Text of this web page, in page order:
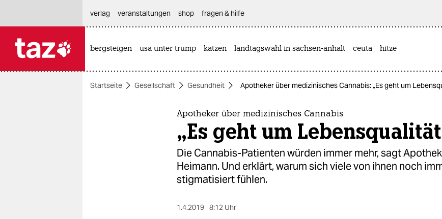
themen
verlag
veranstaltungen shop fragen & hilfe
bergsteigen usa unter trump katzen landtagswahl in sachsen-anhalt ceuta hitze
Startseite Gesellschaft Gesundheit Apotheker über medizinisches Cannabis: „Es geht um
Apotheker über medizinisches Cannabis
„Es geht um
Die Cannabis-Patienten würden immer mehr, sagt
Heimann. Und erklärt, warum sich viele von ihnen noch
stigmatisiert fühlen.
1.4.2019 8:12 Uhr